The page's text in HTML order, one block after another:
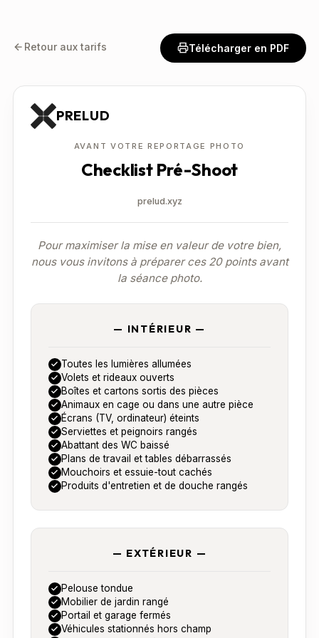
Retour aux tarifs Télécharger en PDF
PRELUD
AVANT VOTRE REPORTAGE PHOTO
Checklist Pré-Shoot
prelud.xyz
Pour maximiser la mise en valeur de votre bien,
nous vous invitons à préparer ces 20 points avant
la séance photo.
— INTÉRIEUR —
Toutes les lumières allumées
Volets et rideaux ouverts
Boîtes et cartons sortis des pièces
Animaux en cage ou dans une autre pièce
Écrans (TV, ordinateur) éteints
Serviettes et peignoirs rangés
Abattant des WC baissé
Plans de travail et tables débarrassés
Mouchoirs et essuie-tout cachés
Produits d'entretien et de douche rangés
— EXTÉRIEUR —
Pelouse tondue
Mobilier de jardin rangé
Portail et garage fermés
Véhicules stationnés hors champ